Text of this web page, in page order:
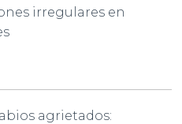
irregulares en
agrietados: